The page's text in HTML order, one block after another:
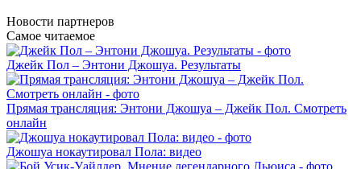
Новости партнеров
Самое читаемое
Джейк Пол – Энтони Джошуа. Результаты
Прямая трансляция: Энтони Джошуа – Джейк Пол. Смотреть
онлайн
Джошуа нокаутировал Пола: видео